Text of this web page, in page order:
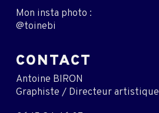
Mon insta photo :
@toinebi
CONTACT
Antoine BIRON
Graphiste / Directeur artistique